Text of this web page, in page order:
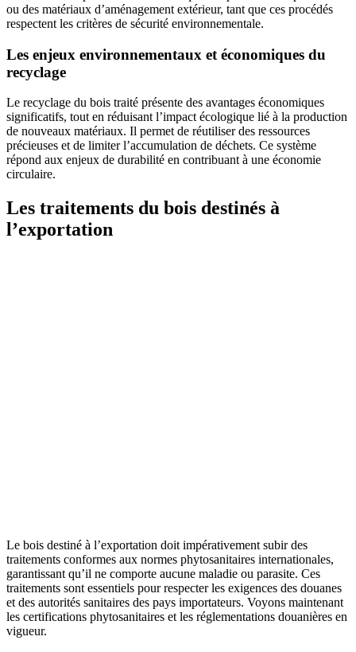
ou des matériaux d’aménagement extérieur, tant que ces procédés
respectent les critères de sécurité environnementale.
Les enjeux environnementaux et économiques du
recyclage
Le recyclage du bois traité présente des avantages économiques
significatifs, tout en réduisant l’impact écologique lié à la production
de nouveaux matériaux. Il permet de réutiliser des ressources
précieuses et de limiter l’accumulation de déchets. Ce système
répond aux enjeux de durabilité en contribuant à une économie
circulaire.
Les traitements du bois destinés à
l’exportation
Le bois destiné à l’exportation doit impérativement subir des
traitements conformes aux normes phytosanitaires internationales,
garantissant qu’il ne comporte aucune maladie ou parasite. Ces
traitements sont essentiels pour respecter les exigences des douanes
et des autorités sanitaires des pays importateurs. Voyons maintenant
les certifications phytosanitaires et les réglementations douanières en
vigueur.